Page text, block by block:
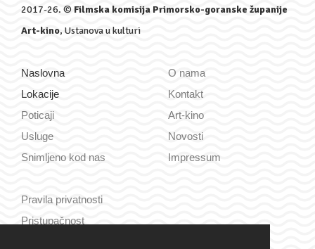
2017-26. © Filmska komisija Primorsko-goranske županije
Art-kino, Ustanova u kulturi
Naslovna
Lokacije
Poticaji
Usluge
Snimljeno kod nas
O nama
Kontakt
Art-kino
Novosti
Impressum
Pravila privatnosti
Pristupačnost